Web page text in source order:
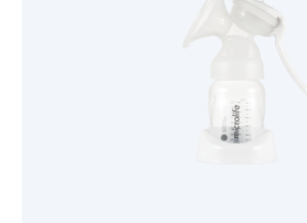
BEKIJK PRODUCT